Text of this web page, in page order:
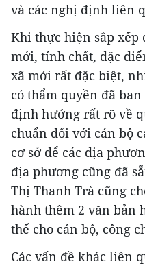
và các nghị định liên
Khi thực hiện sắp
mới, tính chất, đặc
xã mới rất đặc biệt,
có thẩm quyền đã
định hướng rất rõ về
chuẩn đối với cán bộ
cơ sở để các địa
địa phương cũng đã
Thị Thanh Trà cũng
hành thêm 2 văn bản
thể cho cán bộ, công
Các vấn đề khác liên